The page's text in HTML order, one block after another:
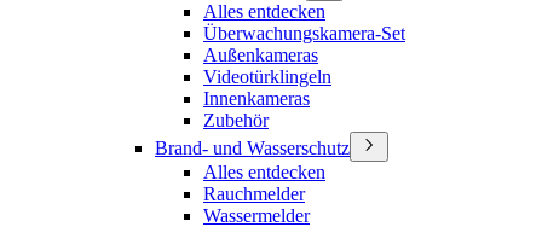
Alles entdecken
Überwachungskamera-Set
Außenkameras
Videotürklingeln
Innenkameras
Zubehör
Brand- und Wasserschutz
Alles entdecken
Rauchmelder
Wassermelder